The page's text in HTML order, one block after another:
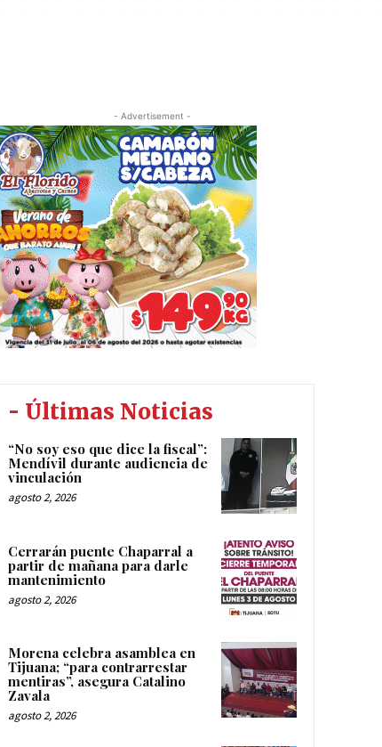
- Advertisement -
- Últimas Noticias
“No soy eso que dice la fiscal”:
Mendívil durante audiencia de
vinculación
agosto 2, 2026
Cerrarán puente Chaparral a
partir de mañana para darle
mantenimiento
agosto 2, 2026
Morena celebra asamblea en
Tijuana; “para contrarrestar
mentiras”, asegura Catalino
Zavala
agosto 2, 2026